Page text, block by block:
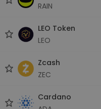
RAIN
LEO Token
LEO
Zcash
ZEC
Cardano